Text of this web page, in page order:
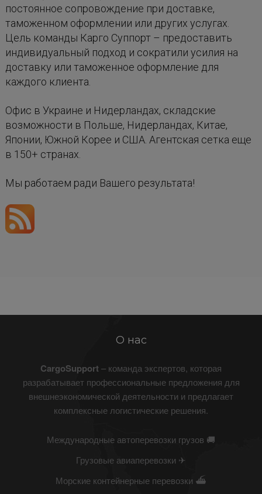
постоянное сопровождение при доставке,
таможенном оформлении или других услугах.
Цель команды Карго Суппорт – предоставить
индивидуальный подход и сократили усилия на
доставку или таможенное оформление для
каждого клиента.
Офис в Украине и Нидерландах, складские
возможности в Польше, Нидерландах, Китае,
Японии, Южной Корее и США. Агентская сетка еще
в 150+ странах.
Мы работаем ради Вашего результата!
О нас
CargoSupport– команда экспертов, которая
разрабатывает профессиональные предложения для
внешнеэкономической деятельности и предлагает
комплексные логистические решения.
Международные автоперевозки грузов 🚚
Грузовые авиаперевозки ✈
Морские контейнерные перевозки ⛴